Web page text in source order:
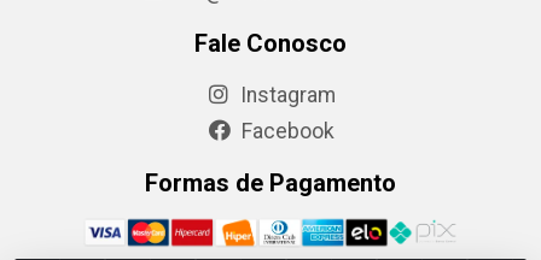
Fale Conosco
Instagram
Facebook
Formas de Pagamento